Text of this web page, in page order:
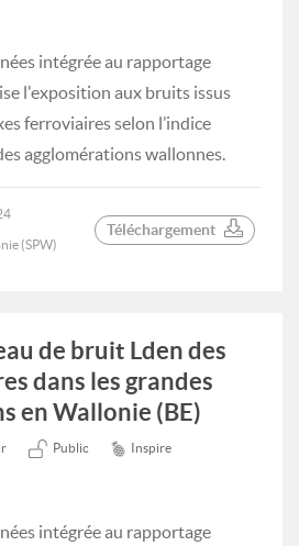
intégrée au rapportage
l'exposition aux bruits issus
ferroviaires selon l’indice
agglomérations wallonnes.
(SPW)
Téléchargement
de bruit Lden des
dans les grandes
en Wallonie (BE)
Public Inspire
intégrée au rapportage